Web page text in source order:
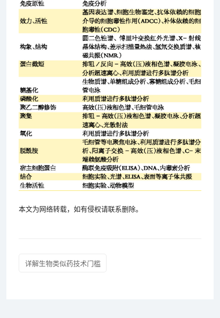
本文为网络转载，如有侵权请联系删除。
详解生物类似药技术门槛